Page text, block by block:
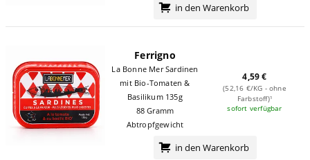
in den Warenkorb
Ferrigno
La Bonne Mer Sardinen
mit Bio-Tomaten &
Basilikum 135g
88 Gramm
Abtropfgewicht
4,59 €
(52,16 €/KG - ohne
Farbstoff)¹
sofort verfügbar
in den Warenkorb